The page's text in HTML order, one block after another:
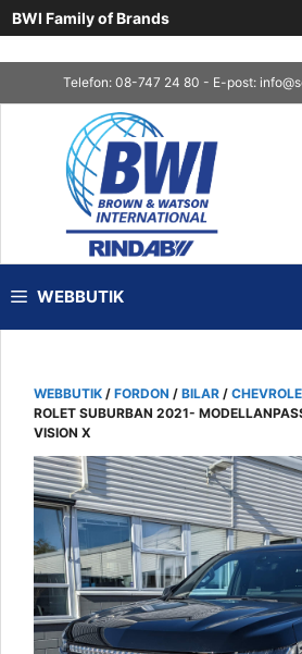
BWI Family of Brands
to
Telefon: 08-747 24 80 - E-post:
WEBBUTIK
WEBBUTIK / FORDON / BILAR /
ROLET SUBURBAN 2021-
VISION X